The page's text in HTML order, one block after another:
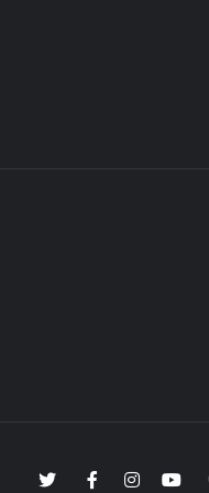
TwitterFacebookInstagram